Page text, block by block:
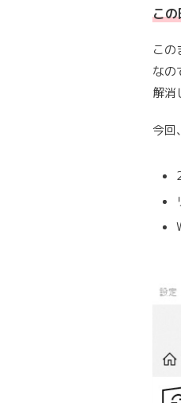
こ
この
なの
解消
今回